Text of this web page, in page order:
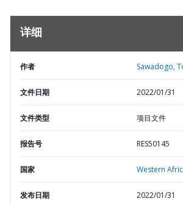
详细
作者 Sawadogo,
文件日期 2022/01/31
文件类型 项目文件
报告号 RES50145
国家 Western
发布日期 2022/01/31